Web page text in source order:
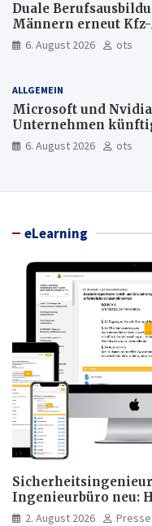
Duale
Männern erneut
medizinische
6. August 2026 ots
ALLGEMEIN
Microsoft und
Unternehmen
läuft und was weiter
6. August 2026 ots
eLearning
Ingenieurbüro neu:
hybrid und
2. August 2026
Presse